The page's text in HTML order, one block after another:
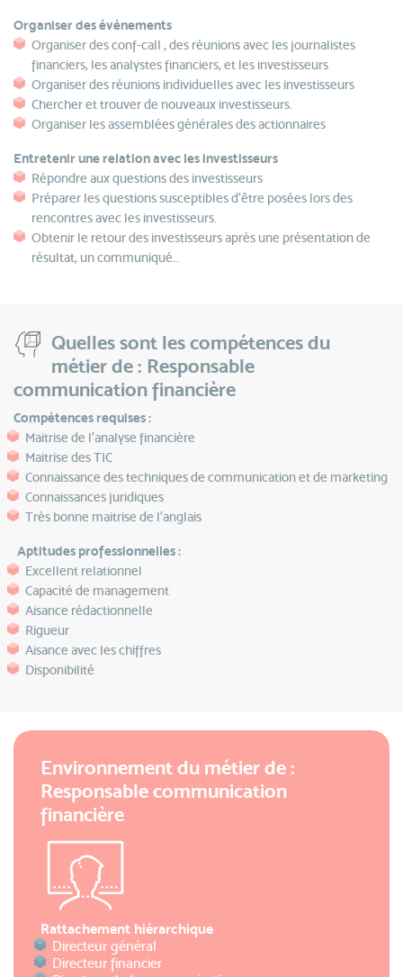
Organiser des événements
Organiser des conf-call , des réunions avec les journalistes
financiers, les analystes financiers, et les investisseurs
Organiser des réunions individuelles avec les investisseurs
Chercher et trouver de nouveaux investisseurs.
Organiser les assemblées générales des actionnaires
Entretenir une relation avec les investisseurs
Répondre aux questions des investisseurs
Préparer les questions susceptibles d’être posées lors des
rencontres avec les investisseurs.
Obtenir le retour des investisseurs après une présentation de
résultat, un communiqué…
Quelles sont les compétences du
métier de : Responsable
communication financière
Compétences requises :
Maitrise de l’analyse financière
Maitrise des TIC
Connaissance des techniques de communication et de marketing
Connaissances juridiques
Très bonne maitrise de l’anglais
Aptitudes professionnelles :
Excellent relationnel
Capacité de management
Aisance rédactionnelle
Rigueur
Aisance avec les chiffres
Disponibilité
Environnement du métier de :
Responsable communication
financière
Rattachement hiérarchique
Directeur général
Directeur financier